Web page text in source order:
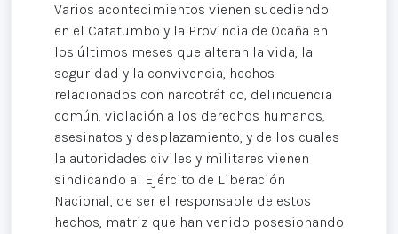
Varios acontecimientos vienen sucediendo
en el Catatumbo y la Provincia de Ocaña en
los últimos meses que alteran la vida, la
seguridad y la convivencia, hechos
relacionados con narcotráfico, delincuencia
común, violación a los derechos humanos,
asesinatos y desplazamiento, y de los cuales
la autoridades civiles y militares vienen
sindicando al Ejército de Liberación
Nacional, de ser el responsable de estos
hechos, matriz que han venido posesionando